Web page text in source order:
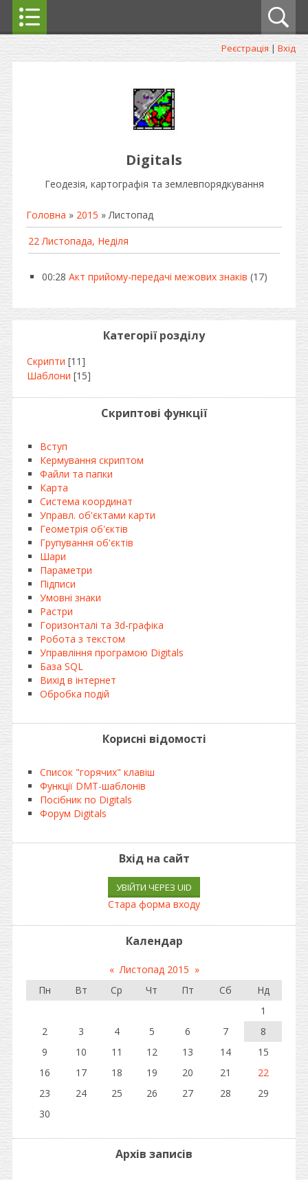
Реєстрація | Вхід
Digitals
Геодезія, картографія та землевпорядкування
Головна » 2015 » Листопад
22 Листопада, Неділя
00:28 Акт прийому-передачі межових знаків (17)
Категорії розділу
Скрипти [11]
Шаблони [15]
Скриптові функції
Вступ
Кермування скриптом
Файли та папки
Карта
Система координат
Управл. об'єктами карти
Геометрія об'єктів
Групування об'єктів
Шари
Параметри
Підписи
Умовні знаки
Растри
Горизонталі та 3d-графіка
Робота з текстом
Управління програмою Digitals
База SQL
Вихід в інтернет
Обробка подій
Корисні відомості
Список "горячих" клавіш
Функції DMT-шаблонів
Посібник по Digitals
Форум Digitals
Вхід на сайт
УВІЙТИ ЧЕРЕЗ UID
Стара форма входу
Календар
« Листопад 2015 »
Пн
Вт Ср Чт Пт Сб
Нд
1
2
3 4 5 6 7
8
9
10 11 12 13 14
15
16
17 18 19 20 21
22
23
24 25 26 27 28
29
30
Архів записів